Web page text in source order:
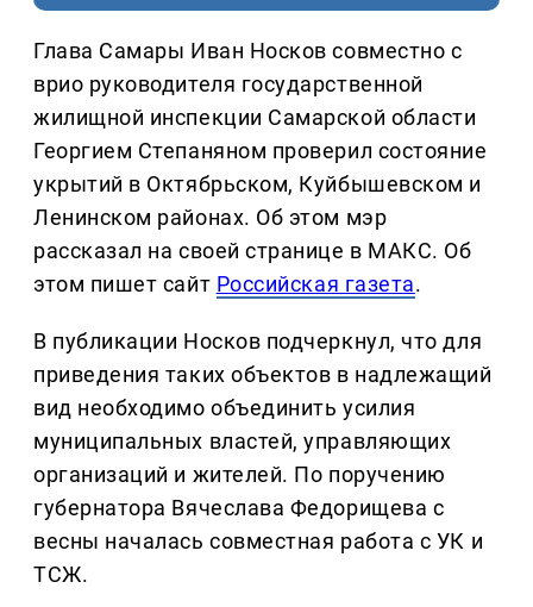
Глава Самары Иван Носков совместно с
врио руководителя государственной
жилищной инспекции Самарской области
Георгием Степаняном проверил состояние
укрытий в Октябрьском, Куйбышевском и
Ленинском районах. Об этом мэр
рассказал на своей странице в МАКС. Об
этом пишет сайт Российская газета.
В публикации Носков подчеркнул, что для
приведения таких объектов в надлежащий
вид необходимо объединить усилия
муниципальных властей, управляющих
организаций и жителей. По поручению
губернатора Вячеслава Федорищева с
весны началась совместная работа с УК и
ТСЖ.